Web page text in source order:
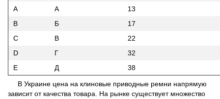
A
A
13
B
Б
17
C
В
22
D
Г
32
E
Д 38
В Украине цена на клиновые приводные ремни напрямую
зависит от качества товара. На рынке существует множество